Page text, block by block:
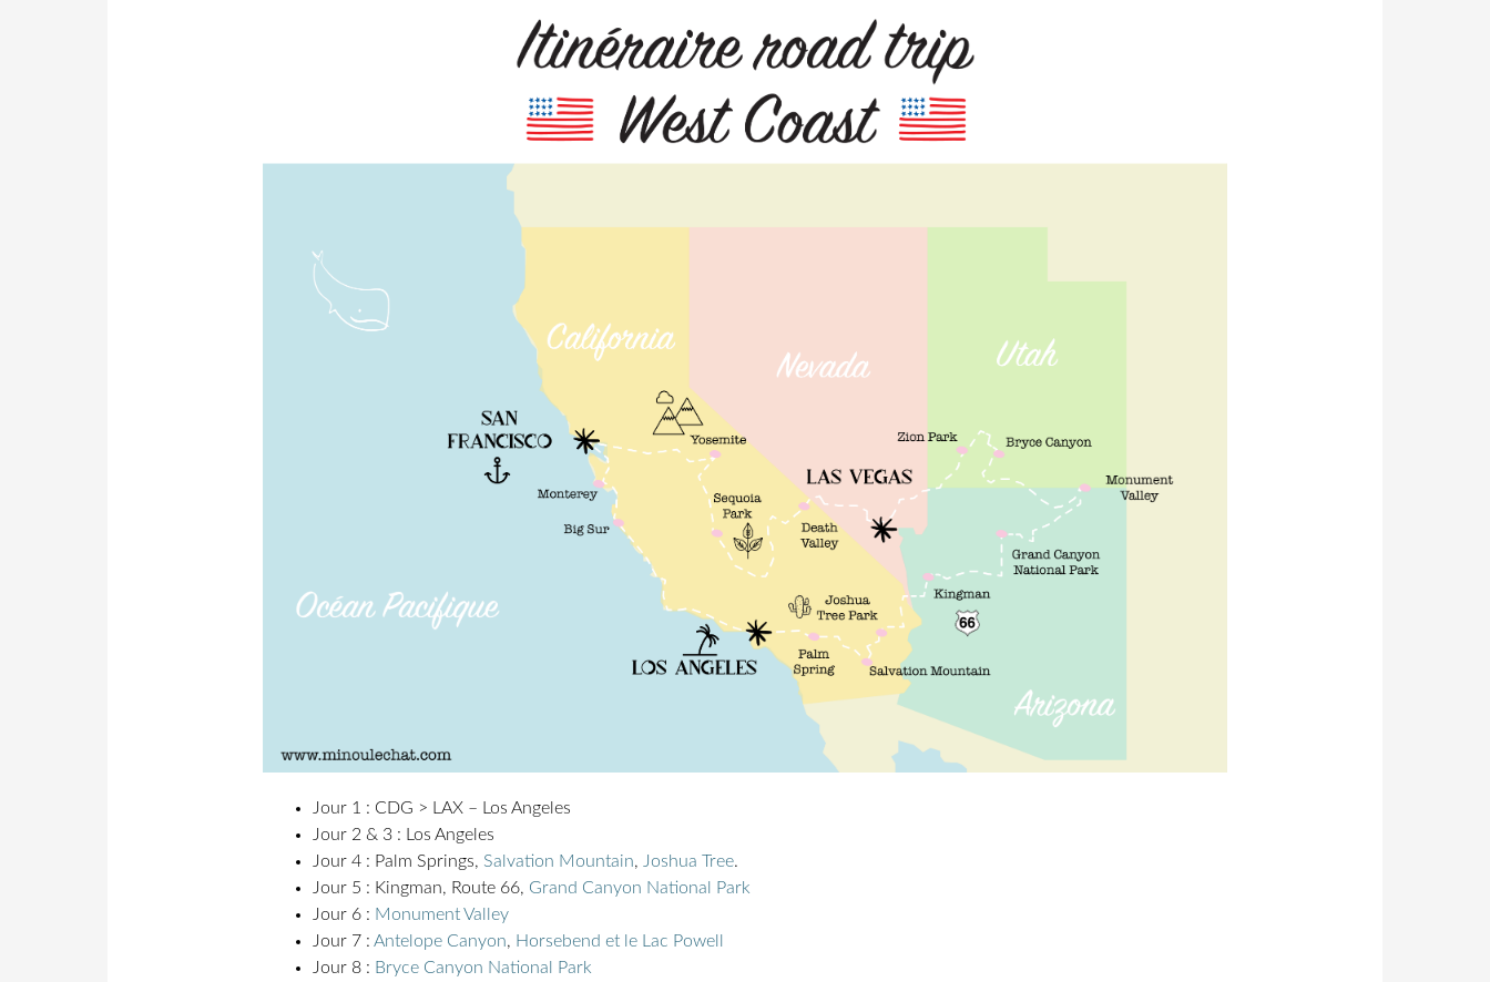
Jour 1 : CDG > LAX – Los Angeles
Jour 2 & 3 : Los Angeles
Jour 4 : Palm Springs, Salvation Mountain, Joshua Tree.
Jour 5 : Kingman, Route 66, Grand Canyon National Park
Jour 6 : Monument Valley
Jour 7 : Antelope Canyon, Horsebend et le Lac Powell
Jour 8 : Bryce Canyon National Park